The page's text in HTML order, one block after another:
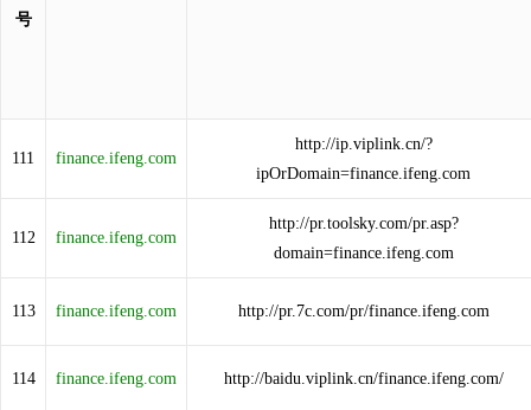
号
111 finance.ifeng.com
http://ip.viplink.cn/?
ipOrDomain=finance.ifeng.com
112 finance.ifeng.com
http://pr.toolsky.com/pr.asp?
domain=finance.ifeng.com
113 finance.ifeng.com http://pr.7c.com/pr/finance.ifeng.com
114 finance.ifeng.com http://baidu.viplink.cn/finance.ifeng.com/